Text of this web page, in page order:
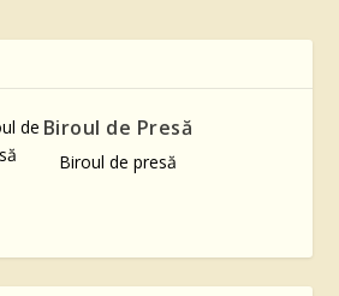
Biroul de Presă
Biroul de presă